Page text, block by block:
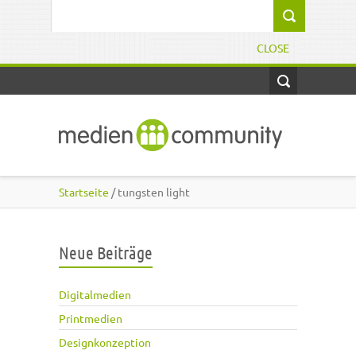
CLOSE
Startseite / tungsten light
Neue Beiträge
Digitalmedien
Printmedien
Designkonzeption